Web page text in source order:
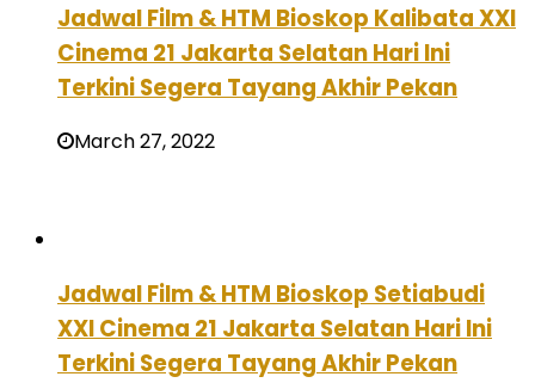
Jadwal Film & HTM Bioskop Kalibata XXI
Cinema 21 Jakarta Selatan Hari Ini
Terkini Segera Tayang Akhir Pekan
March 27, 2022
Jadwal Film & HTM Bioskop Setiabudi
XXI Cinema 21 Jakarta Selatan Hari Ini
Terkini Segera Tayang Akhir Pekan